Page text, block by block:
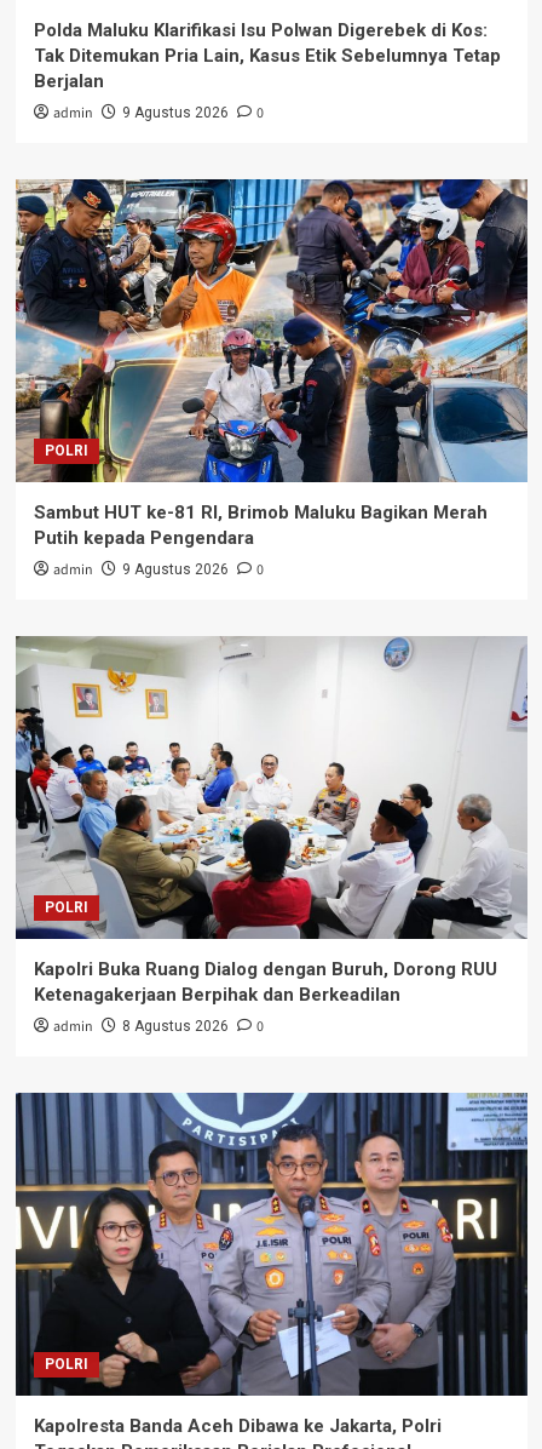
Polda Maluku Klarifikasi Isu Polwan Digerebek di Kos:
Tak Ditemukan Pria Lain, Kasus Etik Sebelumnya Tetap
Berjalan
admin 9 Agustus 2026 0
POLRI
Sambut HUT ke-81 RI, Brimob Maluku Bagikan Merah
Putih kepada Pengendara
admin 9 Agustus 2026 0
POLRI
Kapolri Buka Ruang Dialog dengan Buruh, Dorong RUU
Ketenagakerjaan Berpihak dan Berkeadilan
admin 8 Agustus 2026 0
POLRI
Kapolresta Banda Aceh Dibawa ke Jakarta, Polri